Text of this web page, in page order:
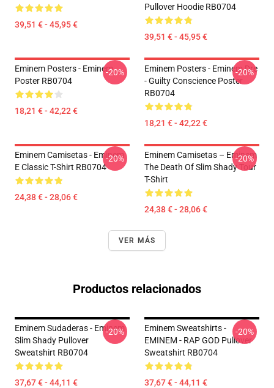
39,51 € - 45,95 €
Pullover Hoodie RB0704
39,51 € - 45,95 €
Eminem Posters - Eminem
Poster RB0704
18,21 € - 42,22 €
-20%
Eminem Posters - Eminem Dre
- Guilty Conscience Poster
RB0704
18,21 € - 42,22 €
-20%
Eminem Camisetas - Eminem
E Classic T-Shirt RB0704
24,38 € - 28,06 €
-20%
Eminem Camisetas – Eminem
The Death Of Slim Shady Tour
T-Shirt
24,38 € - 28,06 €
-20%
VER MÁS
Productos relacionados
Eminem Sudaderas - Eminem
Slim Shady Pullover
Sweatshirt RB0704
37,67 € - 44,11 €
-20%
Eminem Sweatshirts -
EMINEM - RAP GOD Pullover
Sweatshirt RB0704
37,67 € - 44,11 €
-20%